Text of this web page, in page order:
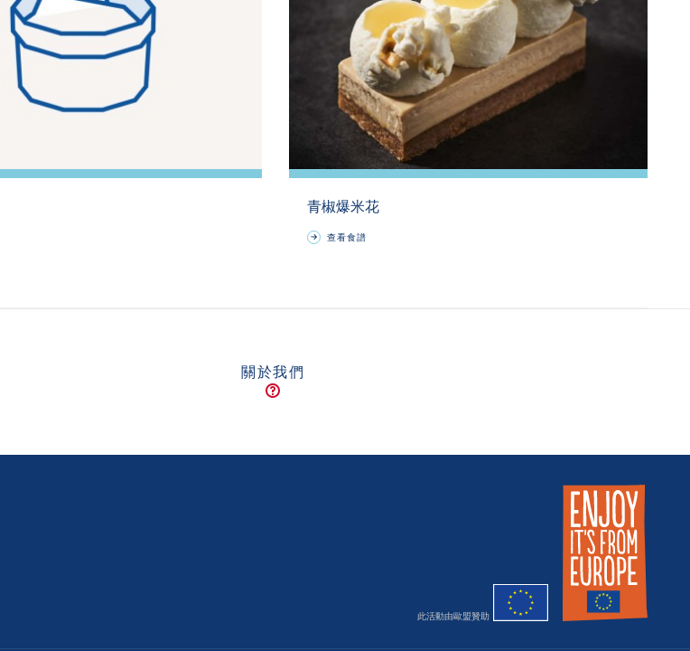
青椒爆米花
查看食譜
關於我們
此活動由歐盟贊助